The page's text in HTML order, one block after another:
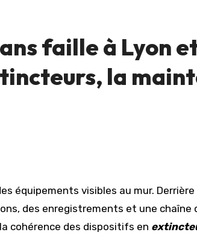
faille à Lyon
la
des enregistrements et une chaîne
cohérence des dispositifs en